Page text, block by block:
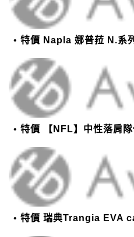
特價 Napla 娜普菈 N.系
特價 【NFL】中性落肩
特價 瑞典Trangia EVA case 27